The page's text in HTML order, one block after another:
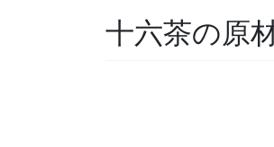
十六茶の原